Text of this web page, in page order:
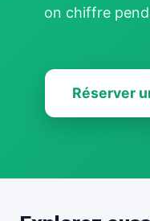
on chiffre
Réserver